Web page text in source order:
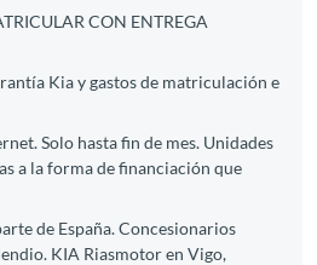
CON ENTREGA
Kia y gastos de matriculación e
Solo hasta fin de mes. Unidades
a la forma de financiación que
de España. Concesionarios
KIA Riasmotor en Vigo,